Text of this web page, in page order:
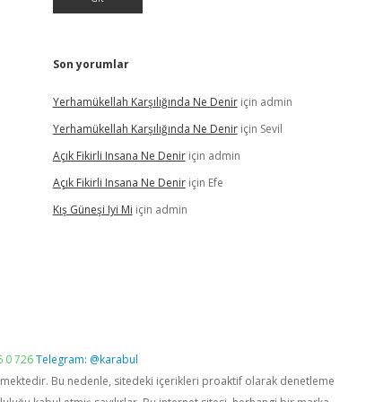
Son yorumlar
Yerhamükellah Karşılığında Ne Deniriçin admin
Yerhamükellah Karşılığında Ne Deniriçin Sevil
Açık Fikirli Insana Ne Deniriçin admin
Açık Fikirli Insana Ne Deniriçin Efe
Kış Güneşi Iyi Mi için admin
0 726Telegram: @karabul
Bu nedenle, sitedeki içerikleri proaktif olarak denetleme